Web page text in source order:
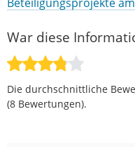
War diese
Die durchschnittliche
(8 Bewertungen).